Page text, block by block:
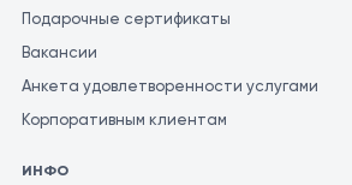
Подарочные сертификаты
Вакансии
Анкета удовлетворенности услугами
Корпоративным клиентам
ИНФО